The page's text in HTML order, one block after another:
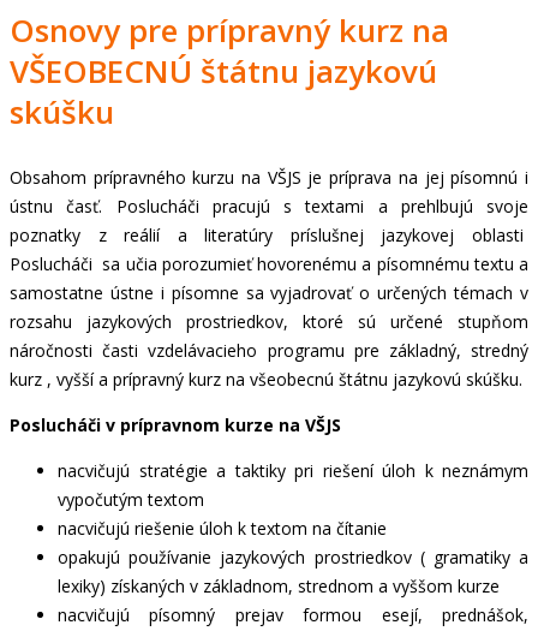
Osnovy pre prípravný kurz na
VŠEOBECNÚ štátnu jazykovú
skúšku
Obsahom prípravného kurzu na VŠJS je príprava na jej písomnú i
ústnu časť. Poslucháči pracujú s textami a prehlbujú svoje
poznatky z reálií a literatúry príslušnej jazykovej oblasti
Poslucháči sa učia porozumieť hovorenému a písomnému textu a
samostatne ústne i písomne sa vyjadrovať o určených témach v
rozsahu jazykových prostriedkov, ktoré sú určené stupňom
náročnosti časti vzdelávacieho programu pre základný, stredný
kurz , vyšší a prípravný kurz na všeobecnú štátnu jazykovú skúšku.
Poslucháči v prípravnom kurze na VŠJS
nacvičujú stratégie a taktiky pri riešení úloh k neznámym
vypočutým textom
nacvičujú riešenie úloh k textom na čítanie
opakujú používanie jazykových prostriedkov ( gramatiky a
lexiky) získaných v základnom, strednom a vyššom kurze
nacvičujú písomný prejav formou esejí, prednášok,